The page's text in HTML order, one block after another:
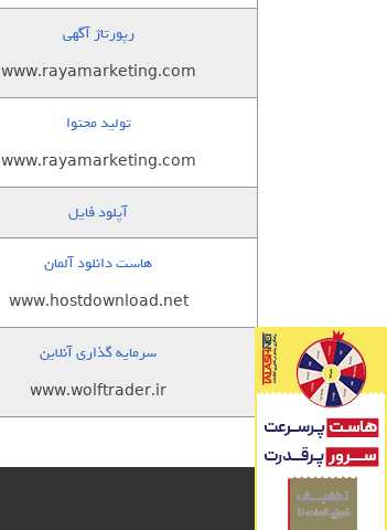
رپورتاژ آگهی
www.rayamarketing.com
تولید محتوا
www.rayamarketing.com
آپلود فایل
هاست دانلود آلمان
www.hostdownload.net
سرمایه گذاری آنلاین
www.wolftrader.ir